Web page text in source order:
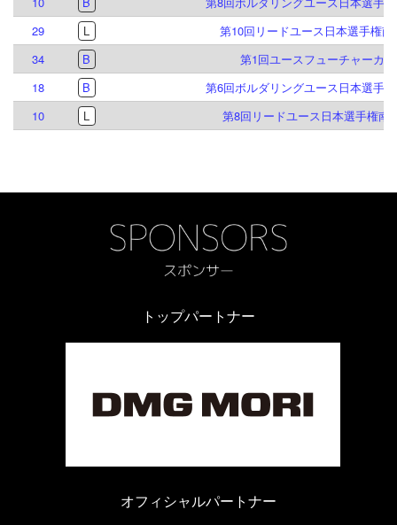
29
L
第10回リードユース日本選手権南
34
B
第1回ユースフューチャーカ
18
B
第6回ボルダリングユース日本選手
10
L 第8回リードユース日本選手権南
トップパートナー
オフィシャルパートナー